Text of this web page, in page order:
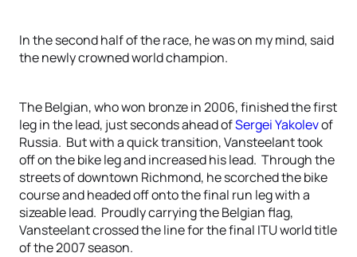
In the second half of the race, he was on my mind, said
the newly crowned world champion.
The Belgian, who won bronze in 2006, finished the first
leg in the lead, just seconds ahead ofSergei Yakolevof
Russia. But with a quick transition, Vansteelant took
off on the bike leg and increased his lead. Through the
streets of downtown Richmond, he scorched the bike
course and headed off onto the final run leg with a
sizeable lead. Proudly carrying the Belgian flag,
Vansteelant crossed the line for the final ITU world title
of the 2007 season.